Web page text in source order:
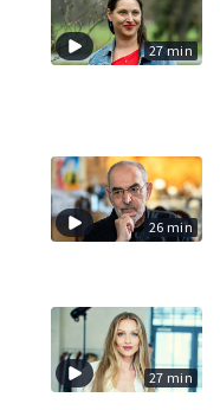
27 min
26 min
27 min